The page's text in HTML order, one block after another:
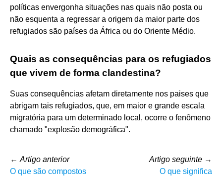
políticas envergonha situações nas quais não posta ou
não esquenta a regressar a origem da maior parte dos
refugiados são países da África ou do Oriente Médio.
Quais as consequências para os refugiados
que vivem de forma clandestina?
Suas consequências afetam diretamente nos paises que
abrigam tais refugiados, que, em maior e grande escala
migratória para um determinado local, ocorre o fenômeno
chamado "explosão demográfica".
← Artigo anterior
O que são compostos
Artigo seguinte →
O que significa